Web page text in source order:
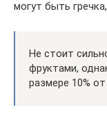
могут быть
Не стоит
фруктами,
размере 10%